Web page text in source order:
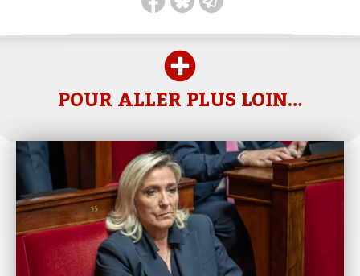
POUR ALLER PLUS LOIN…